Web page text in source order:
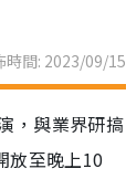
時間: 2023/09/15
，與業界研搞
放至晚上10